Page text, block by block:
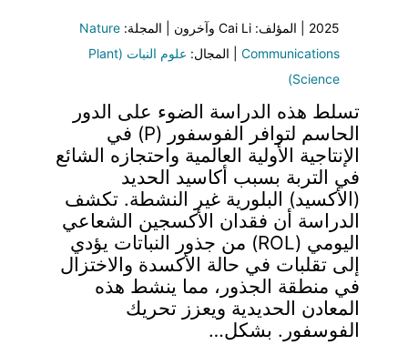
2025 | المؤلف: Cai Li وآخرون | المجلة:
Nature
Communications | المجال:
علوم النبات (Plant
Science)
تسلط هذه الدراسة الضوء على الدور
الحاسم لتوافر الفوسفور (P) في
الإنتاجية الأولية العالمية واحتجازه الشائع
في التربة بسبب أكاسيد الحديد
(الأكسيد) البلورية غير النشطة. تكشف
الدراسة أن فقدان الأكسجين الشعاعي
اليومي (ROL) من جذور النباتات يؤدي
إلى تقلبات في حالة الأكسدة والاختزال
في منطقة الجذور، مما ينشط هذه
المعادن الحديدية ويعزز تحريك
الفوسفور. بشكل…